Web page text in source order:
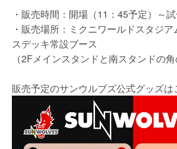
・販売時間：開場（11：45予定）～
・販売場所：ミクニワールドスタジ
スデッキ常設ブース
（2Fメインスタンドと南スタンドの角
販売予定のサンウルブズ公式グッズは